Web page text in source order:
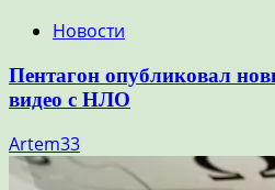
Новости
Пентагон опубликовал
видео с НЛО
Artem33